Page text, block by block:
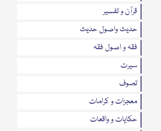
قرآن و تفسیر
حدیث واصول حدیث
فقہ و اصول فقہ
سیرت
تصوف
معجزات و کرامات
حکایات و واقعات